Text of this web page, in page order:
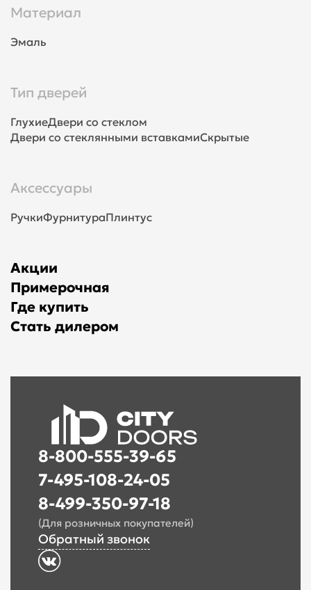
Материал
Эмаль
Тип дверей
ГлухиеДвери со стеклом
Двери со стеклянными вставкамиСкрытые
Аксессуары
РучкиФурнитураПлинтус
Акции
Примерочная
Где купить
Стать дилером
8-800-555-39-65
7-495-108-24-05
8-499-350-97-18
(Для розничных покупателей)
Обратный звонок